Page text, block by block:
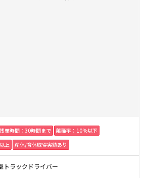
業時間：30時間まで
離職率：10％以下
上 産休/育休取得実績あり
トラックドライバー